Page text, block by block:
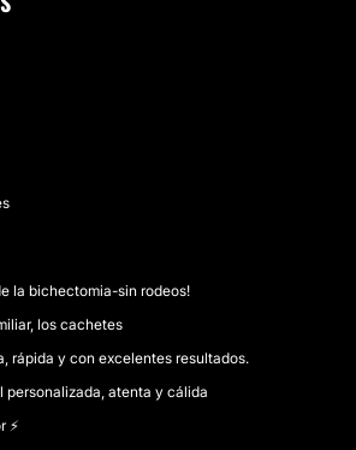
la bichectomia-sin rodeos!
los cachetes
rápida y con excelentes resultados.
personalizada, atenta y cálida
⚡️